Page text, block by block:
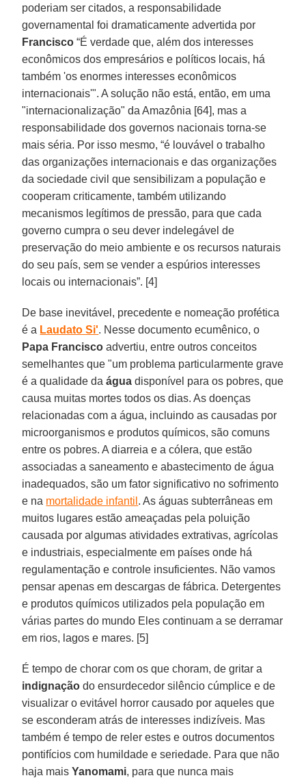
poderiam ser citados, a responsabilidade
governamental foi dramaticamente advertida por
Francisco “É verdade que, além dos interesses
econômicos dos empresários e políticos locais, há
também 'os enormes interesses econômicos
internacionais'". A solução não está, então, em uma
"internacionalização" da Amazônia [64], mas a
responsabilidade dos governos nacionais torna-se
mais séria. Por isso mesmo, “é louvável o trabalho
das organizações internacionais e das organizações
da sociedade civil que sensibilizam a população e
cooperam criticamente, também utilizando
mecanismos legítimos de pressão, para que cada
governo cumpra o seu dever indelegável de
preservação do meio ambiente e os recursos naturais
do seu país, sem se vender a espúrios interesses
locais ou internacionais”. [4]
De base inevitável, precedente e nomeação profética
é a Laudato Si'. Nesse documento ecumênico, o
Papa Francisco advertiu, entre outros conceitos
semelhantes que "um problema particularmente grave
é a qualidade daágua disponível para os pobres, que
causa muitas mortes todos os dias. As doenças
relacionadas com a água, incluindo as causadas por
microorganismos e produtos químicos, são comuns
entre os pobres. A diarreia e a cólera, que estão
associadas a saneamento e abastecimento de água
inadequados, são um fator significativo no sofrimento
e na mortalidade infantil . As águas subterrâneas em
muitos lugares estão ameaçadas pela poluição
causada por algumas atividades extrativas, agrícolas
e industriais, especialmente em países onde há
regulamentação e controle insuficientes. Não vamos
pensar apenas em descargas de fábrica. Detergentes
e produtos químicos utilizados pela população em
várias partes do mundo Eles continuam a se derramar
em rios, lagos e mares. [5]
É tempo de chorar com os que choram, de gritar a
indignação do ensurdecedor silêncio cúmplice e de
visualizar o evitável horror causado por aqueles que
se esconderam atrás de interesses indizíveis. Mas
também é tempo de reler estes e outros documentos
pontifícios com humildade e seriedade. Para que não
haja maisYanomami, para que nunca mais